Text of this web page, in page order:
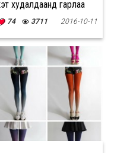
худалдаанд гарлаа
74 3711 2016-10-11